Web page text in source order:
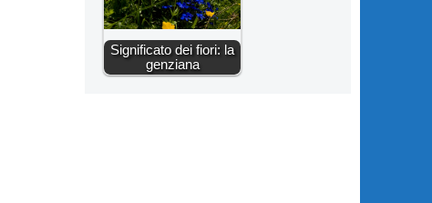
Significato dei fiori: la
genziana